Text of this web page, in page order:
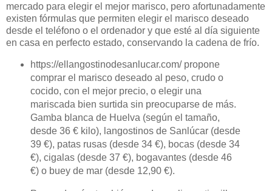
mercado para elegir el mejor marisco, pero afortunadamente
existen fórmulas que permiten elegir el marisco deseado
desde el teléfono o el ordenador y que esté al día siguiente
en casa en perfecto estado, conservando la cadena de frío.
https://ellangostinodesanlucar.com/ propone
comprar el marisco deseado al peso, crudo o
cocido, con el mejor precio, o elegir una
mariscada bien surtida sin preocuparse de más.
Gamba blanca de Huelva (según el tamaño,
desde 36 € kilo), langostinos de Sanlúcar (desde
39 €), patas rusas (desde 34 €), bocas (desde 34
€), cigalas (desde 37 €), bogavantes (desde 46
€) o buey de mar (desde 12,90 €).